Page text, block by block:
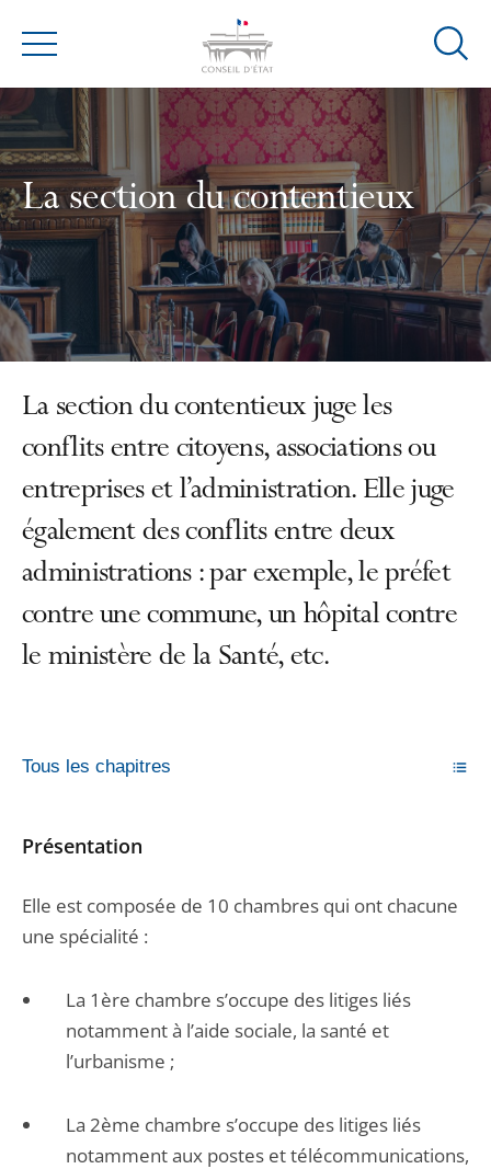
Menu
Ouvrir
La section du contentieux
La section du contentieux juge les
conflits entre citoyens, associations ou
entreprises et l’administration. Elle juge
également des conflits entre deux
administrations : par exemple, le préfet
contre une commune, un hôpital contre
le ministère de la Santé, etc.
Tous les chapitres
Présentation
Elle est composée de 10 chambres qui ont chacune
une spécialité :
La 1ère chambre s’occupe des litiges liés
notamment à l’aide sociale, la santé et
l’urbanisme ;
La 2ème chambre s’occupe des litiges liés
notamment aux postes et télécommunications,